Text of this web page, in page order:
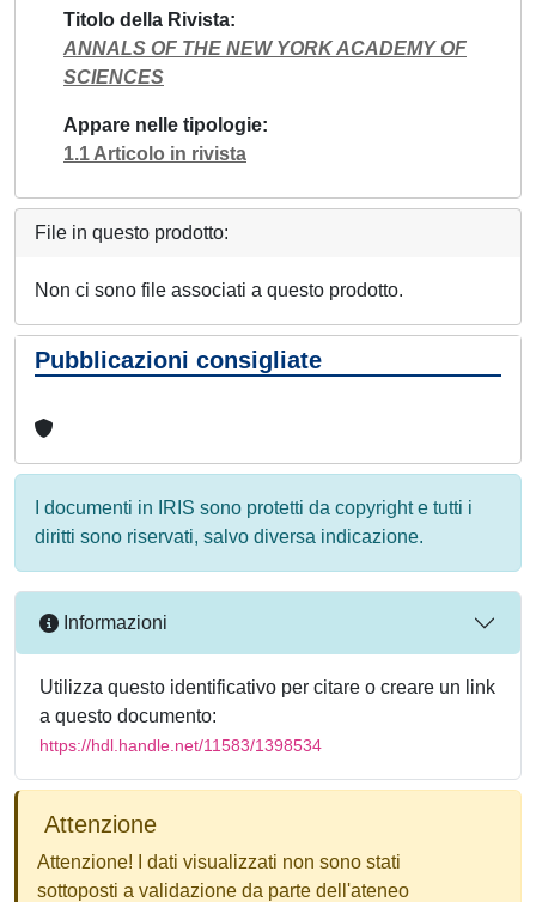
Titolo della Rivista
ANNALS OF THE NEW YORK ACADEMY OF
SCIENCES
Appare nelle tipologie
1.1 Articolo in rivista
File in questo prodotto:
Non ci sono file associati a questo prodotto.
Pubblicazioni consigliate
I documenti in IRIS sono protetti da copyright e tutti i
diritti sono riservati, salvo diversa indicazione.
Informazioni
Utilizza questo identificativo per citare o creare un link
a questo documento:
https://hdl.handle.net/11583/1398534
Attenzione
Attenzione! I dati visualizzati non sono stati
sottoposti a validazione da parte dell'ateneo